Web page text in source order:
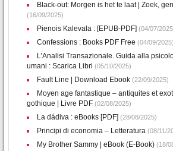
Black-out: Morgen is het te laat | Zoek,
(16/09/2025)
Pienois Kalevala : [EPUB-PDF] (04/07/
Confessions : Books PDF Free (04/09/2025)
L’Analisi Transazionale. Guida alla
umani : Scarica Libri (05/10/2025)
Fault Line | Download Ebook (22/09/2025)
Moyen age fantastique – antiquites et
gothique | Livre PDF (02/08/2025)
La dádiva : eBooks [PDF] (28/08/2025)
Principi di economia – Letteratura (08/11/
My Brother Sammy | eBook (E-Book) (18/